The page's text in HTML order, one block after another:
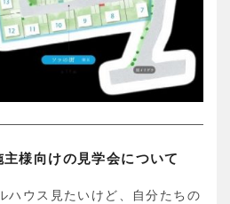
様向けの見学会について
ハウス見たいけど、自分たちの